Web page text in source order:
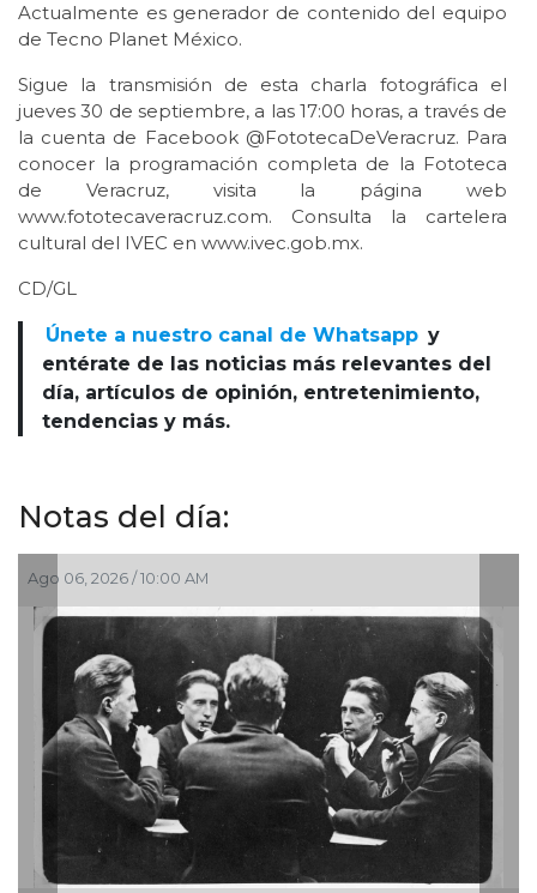
Actualmente es generador de contenido del equipo
de Tecno Planet México.
Sigue la transmisión de esta charla fotográfica el
jueves 30 de septiembre, a las 17:00 horas, a través de
la cuenta de Facebook @FototecaDeVeracruz. Para
conocer la programación completa de la Fototeca
de Veracruz, visita la página web
www.fototecaveracruz.com. Consulta la cartelera
cultural del IVEC en www.ivec.gob.mx.
CD/GL
Únete a nuestro canal de Whatsapp y
entérate de las noticias más relevantes del
día, artículos de opinión, entretenimiento,
tendencias y más.
Notas del día:
/ 10:00 AM